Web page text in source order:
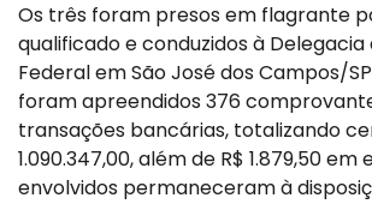
Os três foram presos em flagrante
qualificado e conduzidos à Delegacia
Federal em São José dos Campos/
foram apreendidos 376
transações bancárias, totalizando
1.090.347,00, além de R$ 1.879,50 em
envolvidos permaneceram à